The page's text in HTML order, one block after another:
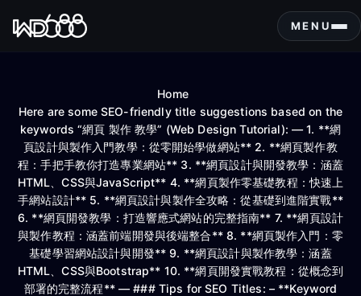
MENU
Home
Here are some SEO-friendly title suggestions based on the
keywords “網頁 製作 教學” (Web Design Tutorial): — 1. **網
頁設計與製作入門教學：從零開始學做網站** 2. **網頁製作教
程：手把手教你打造專業網站** 3. **網頁設計與開發教學：涵蓋
HTML、CSS與JavaScript** 4. **網頁製作零基礎教程：快速上
手網站設計** 5. **網頁設計與製作全攻略：從基礎到進階實戰**
6. **網頁開發教學：打造響應式網站的完整指南** 7. **網頁設計
與製作教程：涵蓋前端開發與後端整合** 8. **網頁製作入門：零
基礎學習網站設計與開發** 9. **網頁設計與製作教學：涵蓋
HTML、CSS與Bootstrap** 10. **網頁開發實戰教程：從概念到
部署的完整流程** — ### Tips for SEO Titles: – **Keyword